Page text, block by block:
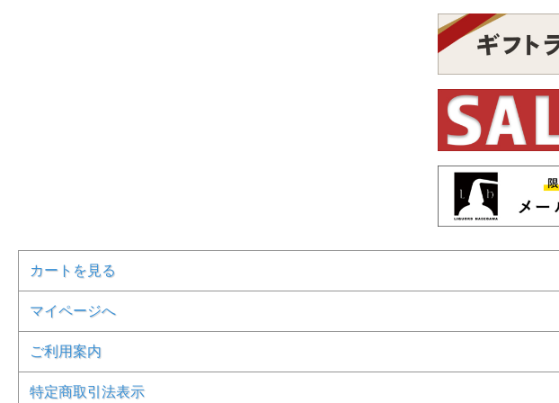
カートを見る
マイページへ
ご利用案内
特定商取引法表示